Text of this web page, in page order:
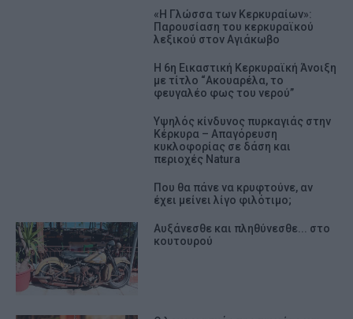
«Η Γλώσσα των Κερκυραίων»:
Παρουσίαση του κερκυραϊκού
λεξικού στον Αγιάκωβο
Η 6η Εικαστική Κερκυραϊκή Άνοιξη
με τίτλο “Ακουαρέλα, το
φευγαλέο φως του νερού”
Υψηλός κίνδυνος πυρκαγιάς στην
Κέρκυρα – Απαγόρευση
κυκλοφορίας σε δάση και
περιοχές Natura
Που θα πάνε να κρυφτούνε, αν
έχει μείνει λίγο φιλότιμο;
Αυξάνεσθε και πληθύνεσθε... στο
κουτουρού